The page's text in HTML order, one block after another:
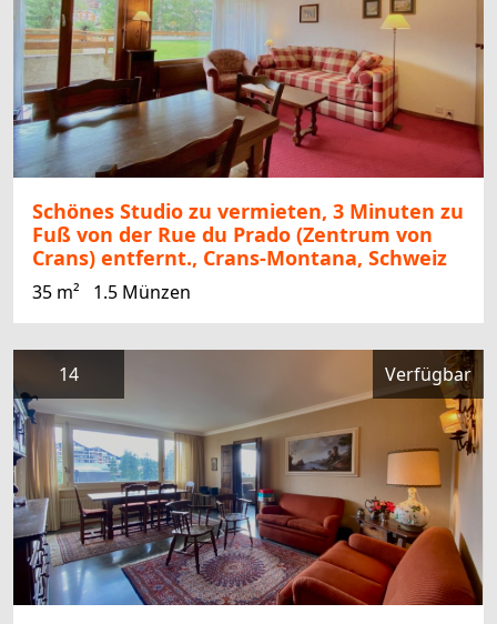
Schönes Studio zu vermieten, 3 Minuten zu
Fuß von der Rue du Prado (Zentrum von
Crans) entfernt., Crans-Montana, Schweiz
35 m² 1.5 Münzen
14 Verfügbar